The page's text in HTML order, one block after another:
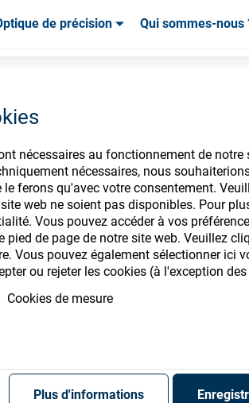
nécessaires au fonctionnement de
nécessaires, nous
ferons qu'avec votre consentement.
web ne soient pas disponibles. Pour
Vous pouvez accéder à vos
pied de page de notre site web. Veuillez
Vous pouvez également sélectionner ici
ou rejeter les cookies (à l'exception
Cookies de mesure
Plus d'informations
de précision Qui sommes-nous
vous pour
gamme de consommables
S'enregistrer